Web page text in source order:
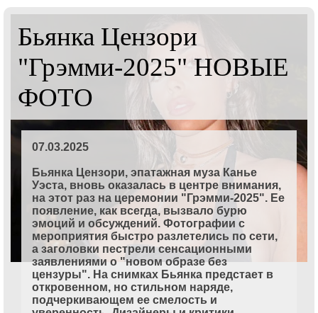
Бьянка Цензори
"Грэмми-2025" НОВЫЕ
ФОТО
07.03.2025
Бьянка Цензори, эпатажная муза Канье
Уэста, вновь оказалась в центре внимания,
на этот раз на церемонии "Грэмми-2025". Ее
появление, как всегда, вызвало бурю
эмоций и обсуждений. Фотографии с
мероприятия быстро разлетелись по сети,
а заголовки пестрели сенсационными
заявлениями о "новом образе без
цензуры". На снимках Бьянка предстает в
откровенном, но стильном наряде,
подчеркивающем ее смелость и